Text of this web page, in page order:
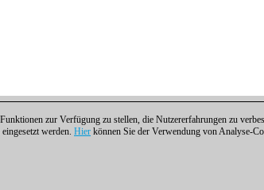
zur Verfügung zu stellen, die Nutzererfahrungen zu
werden. Hier können Sie der Verwendung von Analyse-